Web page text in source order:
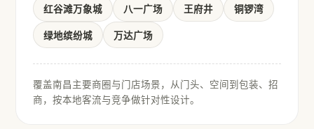
红谷滩万象城 八一广场 王府井 铜锣湾
绿地缤纷城 万达广场
覆盖南昌主要商圈与门店场景，从门头、空间到包装、招
商，按本地客流与竞争做针对性设计。